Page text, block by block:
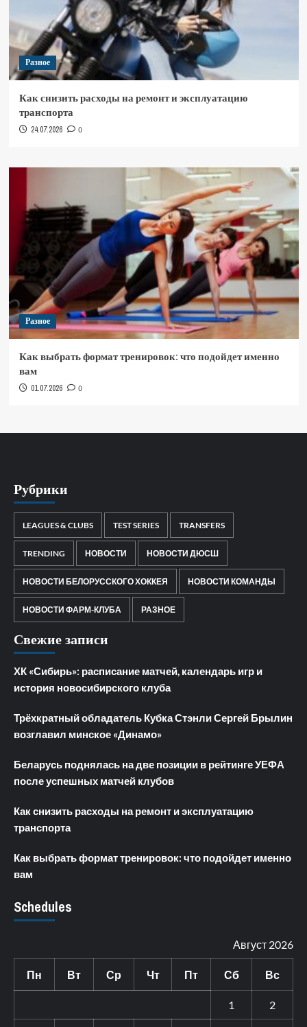
Разное
Как снизить расходы на ремонт и эксплуатацию
транспорта
24.07.2026 0
Разное
Как выбрать формат тренировок: что подойдет именно
вам
01.07.2026 0
Рубрики
LEAGUES & CLUBS TEST SERIES TRANSFERS
TRENDING НОВОСТИ НОВОСТИ ДЮСШ
НОВОСТИ БЕЛОРУССКОГО ХОККЕЯ НОВОСТИ КОМАНДЫ
НОВОСТИ ФАРМ-КЛУБА РАЗНОЕ
Свежие записи
ХК «Сибирь»: расписание матчей, календарь игр и
история новосибирского клуба
Трёхкратный обладатель Кубка Стэнли Сергей Брылин
возглавил минское «Динамо»
Беларусь поднялась на две позиции в рейтинге УЕФА
после успешных матчей клубов
Как снизить расходы на ремонт и эксплуатацию
транспорта
Как выбрать формат тренировок: что подойдет именно
вам
Schedules
Август 2026
Пн Вт Ср Чт Пт Сб Вс
1 2